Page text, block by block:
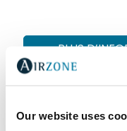
Our website uses
PLUS